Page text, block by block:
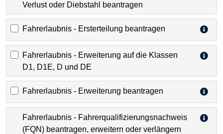
Verlust oder Diebstahl beantragen
Fahrerlaubnis - Ersterteilung beantragen
Fahrerlaubnis - Erweiterung auf die Klassen
D1, D1E, D und DE
Fahrerlaubnis - Erweiterung beantragen
Fahrerlaubnis - Fahrerqualifizierungsnachweis
(FQN) beantragen, erweitern oder verlängern